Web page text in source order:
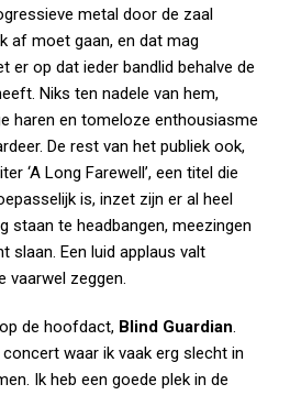
metal door de zaal
af moet gaan, en dat mag
er op dat ieder bandlid behalve de
Niks ten nadele van hem,
haren en tomeloze enthousiasme
De rest van het publiek ook,
‘A Long Farewell’, een titel die
is, inzet zijn er al heel
staan te headbangen, meezingen
slaan. Een luid applaus valt
vaarwel zeggen.
de hoofdact, Blind Guardian.
waar ik vaak erg slecht in
Ik heb een goede plek in de